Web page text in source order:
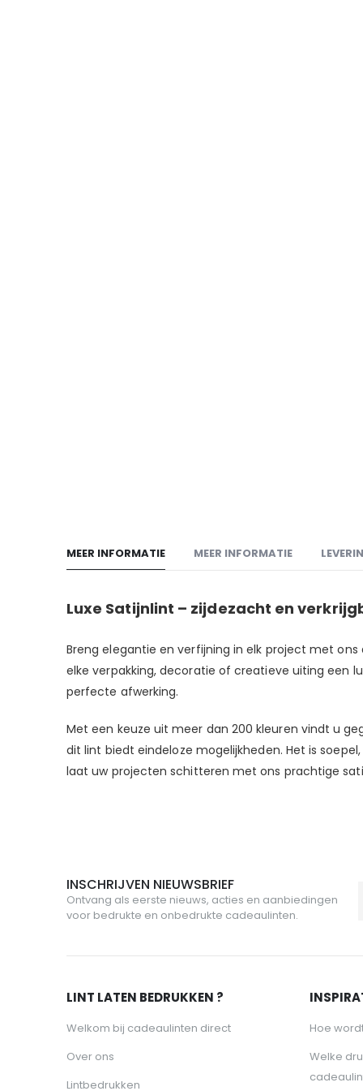
MEER INFORMATIE
Luxe Satijnlint – zijdezacht en
Breng elegantie en verfijning in elk project met
elke verpakking, decoratie of creatieve uiting een
perfecte afwerking.
Met een keuze uit meer dan 200 kleuren vindt u
dit lint biedt eindeloze mogelijkheden. Het is
laat uw projecten schitteren met ons prachtige
MEER INFORMATIE
INSCHRIJVEN NIEUWSBRIEF
Ontvang als eerste nieuws, acties en aanbiedingen
voor bedrukte en onbedrukte cadeaulinten.
LINT LATEN BEDRUKKEN ?
Welkom bij cadeaulinten direct
Over ons
Lintbedrukken
Hoe
Welke